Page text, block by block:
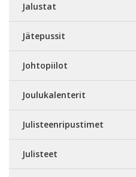
Jalustat
Jätepussit
Johtopiilot
Joulukalenterit
Julisteenripustimet
Julisteet